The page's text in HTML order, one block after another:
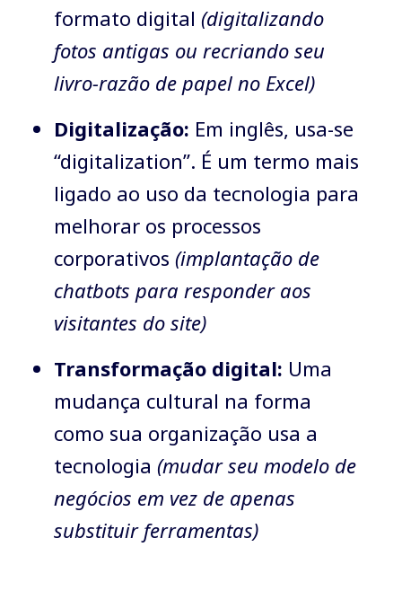
formato digital (digitalizando
fotos antigas ou recriando seu
livro-razão de papel no Excel)
Digitalização: Em inglês, usa-se
“digitalization”. É um termo mais
ligado ao uso da tecnologia para
melhorar os processos
corporativos (implantação de
chatbots para responder aos
visitantes do site)
Transformação digital: Uma
mudança cultural na forma
como sua organização usa a
tecnologia (mudar seu modelo de
negócios em vez de apenas
substituir ferramentas)